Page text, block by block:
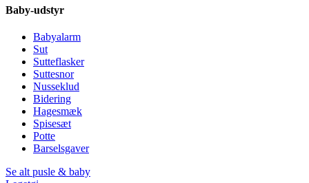
Baby-udstyr
Babyalarm
Sut
Sutteflasker
Suttesnor
Nusseklud
Bidering
Hagesmæk
Spisesæt
Potte
Barselsgaver
Se alt pusle & baby